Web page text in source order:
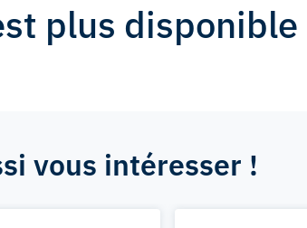
plus disponible
vous intéresser !